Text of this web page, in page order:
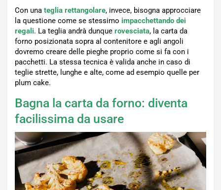
Con una teglia rettangolare, invece, bisogna approcciare
la questione come se stessimo impacchettando dei
regali. La teglia andrà dunque rovesciata, la carta da
forno posizionata sopra al contenitore e agli angoli
dovremo creare delle pieghe proprio come si fa con i
pacchetti. La stessa tecnica è valida anche in caso di
teglie strette, lunghe e alte, come ad esempio quelle per
plum cake.
Bagna la carta da forno: diventa
facilissima da usare